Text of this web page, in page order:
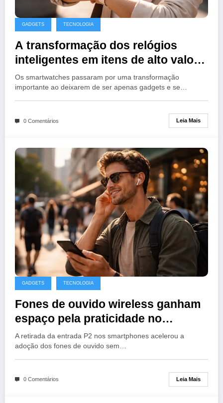
GADGETS TECNOLOGIA
A transformação dos relógios
inteligentes em itens de alto valor
agregado
Os smartwatches passaram por uma transformação
importante ao deixarem de ser apenas gadgets e se…
0 Comentários Leia Mais
GADGETS TECNOLOGIA
Fones de ouvido wireless ganham
espaço pela praticidade no
cotidiano
A retirada da entrada P2 nos smartphones acelerou a
adoção dos fones de ouvido sem…
0 Comentários Leia Mais